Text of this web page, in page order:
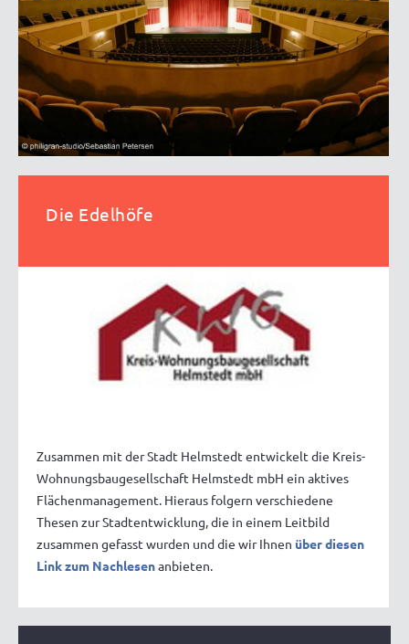
Die Edelhöfe
Zusammen mit der Stadt Helmstedt entwickelt die Kreis-
Wohnungsbaugesellschaft Helmstedt mbH ein aktives
Flächenmanagement. Hieraus folgern verschiedene
Thesen zur Stadtentwicklung, die in einem Leitbild
zusammen gefasst wurden und die wir Ihnen über diesen
Link zum Nachlesenanbieten.